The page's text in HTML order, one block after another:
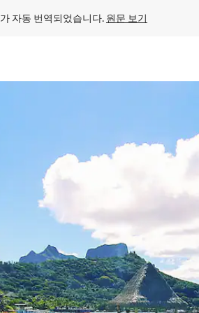
자동 번역되었습니다. 원문 보기
하세요.